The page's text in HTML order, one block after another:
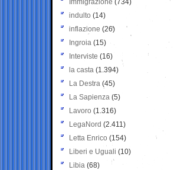
Immigrazione (734)
indulto (14)
inflazione (26)
Ingroia (15)
Interviste (16)
la casta (1.394)
La Destra (45)
La Sapienza (5)
Lavoro (1.316)
LegaNord (2.411)
Letta Enrico (154)
Liberi e Uguali (10)
Libia (68)